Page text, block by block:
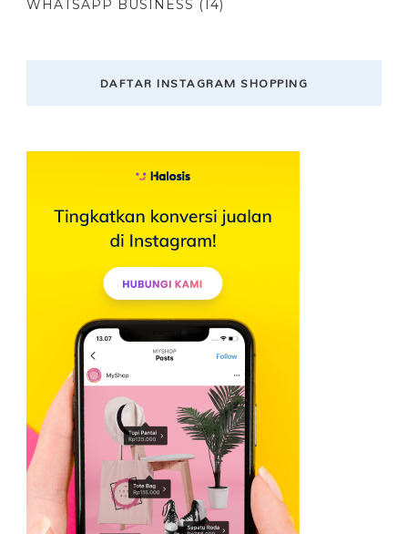
WHATSAPP BUSINESS (14)
DAFTAR INSTAGRAM SHOPPING